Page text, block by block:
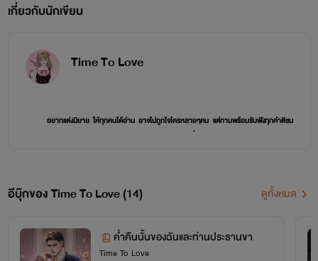
เกี่ยวกับนักเขียน
Time To Love
อยากแต่งนิยาย ให้ทุกคนได้อ่าน อาจไม่ถูกใจใครหลายๆคน แต่ทามพร้อมรับฟังทุกคำติชม
จากผู้อ่านทุกคนนะคะ และนำไปปรับปรุง ทามแต่งด้วยใจ อาจจะหื่นตาม
อีบุ๊กของ Time To Love (14) ดูทั้งหมด
ค่ำคืนนั้นของฉันและท่านประธานขา
Time To Love